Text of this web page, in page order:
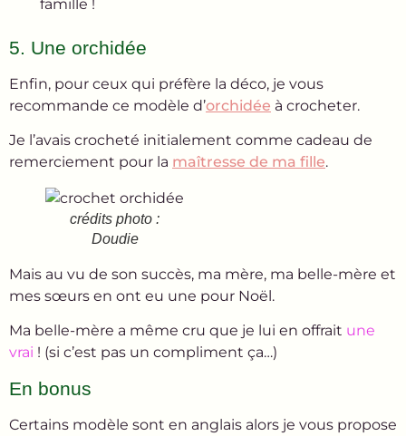
famille !
5. Une orchidée
Enfin, pour ceux qui préfère la déco, je vous
recommande ce modèle d’orchidée à crocheter.
Je l’avais crocheté initialement comme cadeau de
remerciement pour la maîtresse de ma fille.
crédits photo :
Doudie
Mais au vu de son succès, ma mère, ma belle-mère et
mes sœurs en ont eu une pour Noël.
Ma belle-mère a même cru que je lui en offrait une
vrai ! (si c’est pas un compliment ça…)
En bonus
Certains modèle sont en anglais alors je vous propose